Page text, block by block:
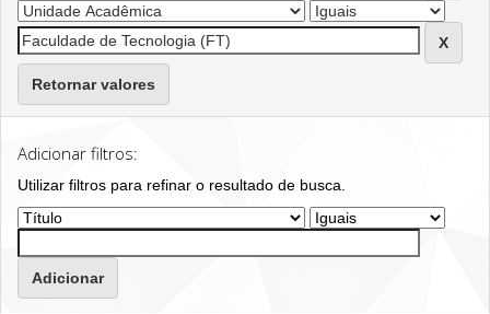
Retornar valores
Adicionar filtros:
Utilizar filtros para refinar o resultado de busca.